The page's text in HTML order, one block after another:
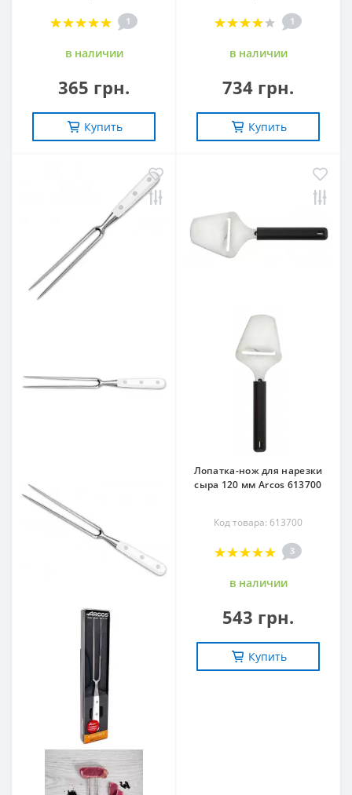
1
в наличии
365 грн.
Купить
1
в наличии
734 грн.
Купить
Лопатка-нож для нарезки
сыра 120 мм Arcos 613700
Код товара: 613700
3
в наличии
543 грн.
Купить